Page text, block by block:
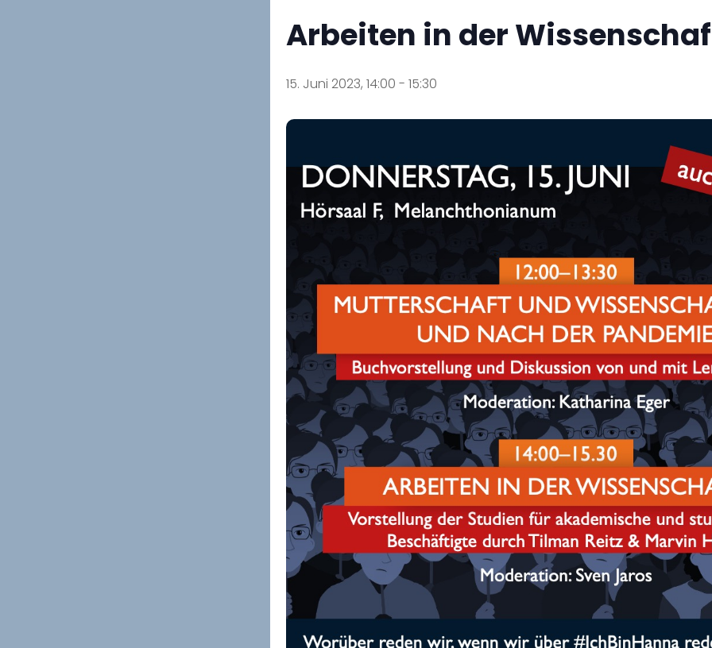
Arbeiten in der
15. Juni 2023, 14:00 - 15:30